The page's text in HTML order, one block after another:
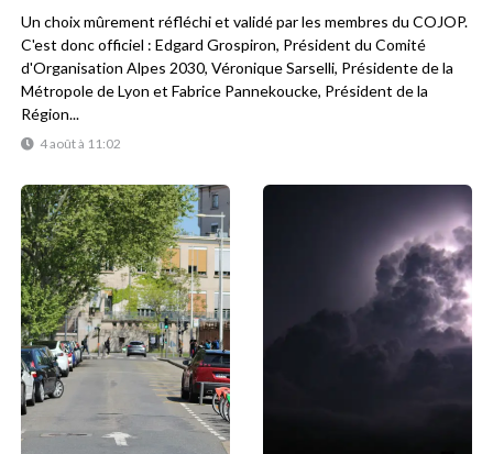
4 août à 11:02
Un choix mûrement réfléchi et validé par les membres du COJOP.
C'est donc officiel : Edgard Grospiron, Président du Comité
d'Organisation Alpes 2030, Véronique Sarselli, Présidente de la
Métropole de Lyon et Fabrice Pannekoucke, Président de la
Région...